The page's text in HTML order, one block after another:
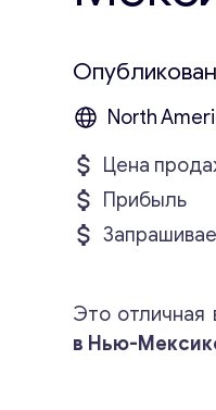
North
Цена
Прибыль
Это отличная
в Нью-